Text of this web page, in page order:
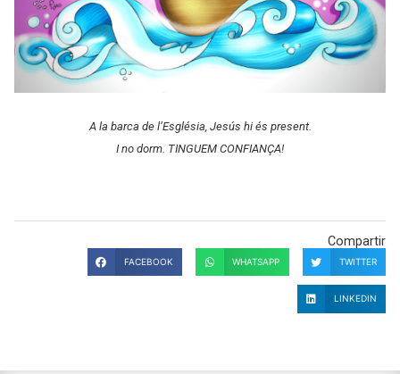
A la barca de l’Església, Jesús hi és present.
I no dorm. TINGUEM CONFIANÇA!
Compartir
FACEBOOK WHATSAPP TWITTER
LINKEDIN